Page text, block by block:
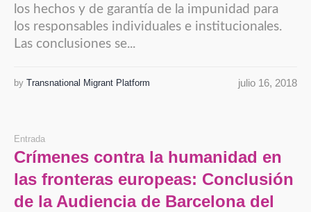
los hechos y de garantía de la impunidad para
los responsables individuales e institucionales.
Las conclusiones se...
julio 16, 2018
by Transnational Migrant Platform
Entrada
Crímenes contra la humanidad en
las fronteras europeas: Conclusión
de la Audiencia de Barcelona del